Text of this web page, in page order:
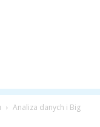
Analiza danych i Big